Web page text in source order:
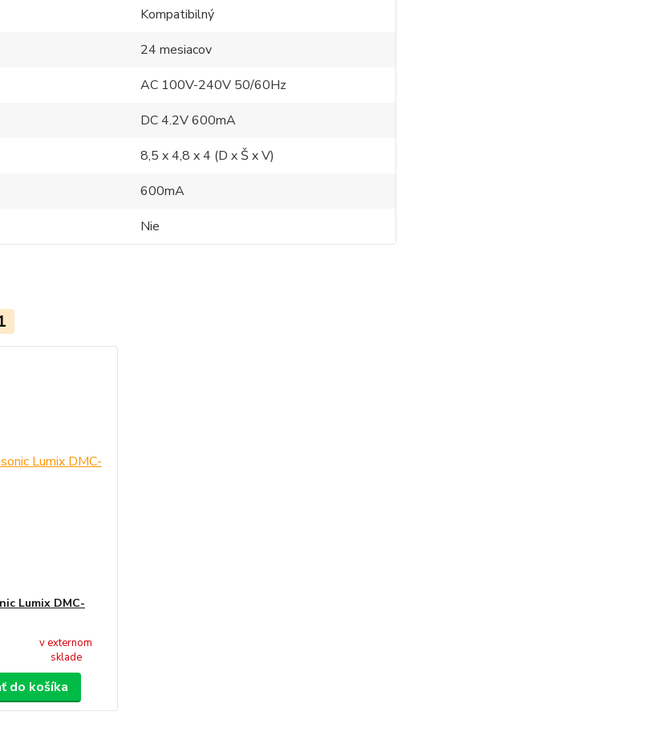
Kompatibilný
24 mesiacov
AC 100V-240V 50/60Hz
DC 4.2V 600mA
8,5 x 4,8 x 4 (D x Š x V)
600mA
Nie
Lumix DMC-
v externom
sklade
do košíka